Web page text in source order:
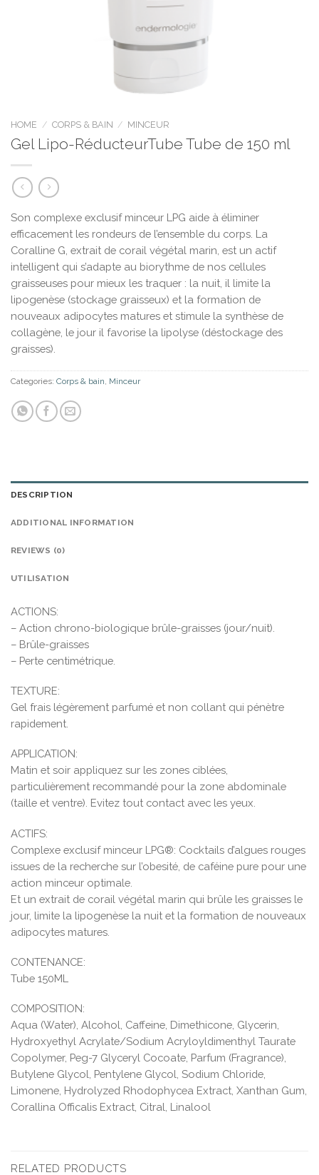
HOME / CORPS & BAIN / MINCEUR
Gel Lipo-RéducteurTube Tube de 150 ml
Son complexe exclusif minceur LPG aide à éliminer
efficacement les rondeurs de l’ensemble du corps. La
Coralline G, extrait de corail végétal marin, est un actif
intelligent qui s’adapte au biorythme de nos cellules
graisseuses pour mieux les traquer : la nuit, il limite la
lipogenèse (stockage graisseux) et la formation de
nouveaux adipocytes matures et stimule la synthèse de
collagène, le jour il favorise la lipolyse (déstockage des
graisses).
Categories: Corps & bain, Minceur
DESCRIPTION
ADDITIONAL INFORMATION
REVIEWS (0)
UTILISATION
ACTIONS:
– Action chrono-biologique brûle-graisses (jour/nuit).
– Brûle-graisses
– Perte centimétrique.
TEXTURE:
Gel frais légèrement parfumé et non collant qui pénètre
rapidement.
APPLICATION:
Matin et soir appliquez sur les zones ciblées,
particulièrement recommandé pour la zone abdominale
(taille et ventre). Evitez tout contact avec les yeux.
ACTIFS:
Complexe exclusif minceur LPG®: Cocktails d’algues rouges
issues de la recherche sur l’obesité, de caféine pure pour une
action minceur optimale.
Et un extrait de corail végétal marin qui brûle les graisses le
jour, limite la lipogenèse la nuit et la formation de nouveaux
adipocytes matures.
CONTENANCE:
Tube 150ML
COMPOSITION:
Aqua (Water), Alcohol, Caffeine, Dimethicone, Glycerin,
Hydroxyethyl Acrylate/Sodium Acryloyldimenthyl Taurate
Copolymer, Peg-7 Glyceryl Cocoate, Parfum (Fragrance),
Butylene Glycol, Pentylene Glycol, Sodium Chloride,
Limonene, Hydrolyzed Rhodophycea Extract, Xanthan Gum,
Corallina Officalis Extract, Citral, Linalool
RELATED PRODUCTS